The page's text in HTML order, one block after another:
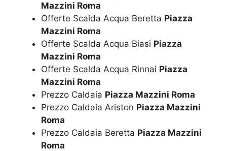
Mazzini Roma
Offerte Scalda Acqua Beretta Piazza
Mazzini Roma
Offerte Scalda Acqua Biasi Piazza
Mazzini Roma
Offerte Scalda Acqua Rinnai Piazza
Mazzini Roma
Prezzo Caldaia Piazza Mazzini Roma
Prezzo Caldaia Ariston Piazza Mazzini
Roma
Prezzo Caldaia Beretta Piazza Mazzini
Roma